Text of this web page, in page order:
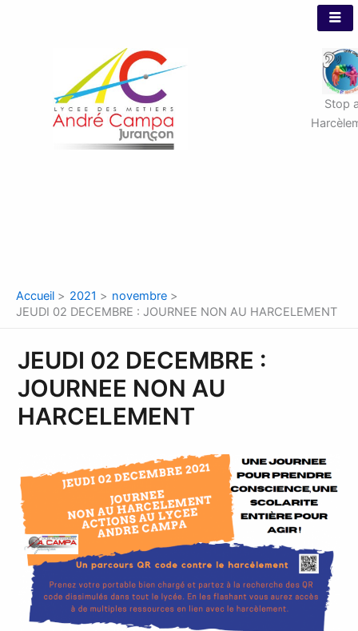
Stop
Accueil 2021
novembre
JEUDI 02 DECEMBRE : JOURNEE NON AU HARCELEMENT
JEUDI 02 DECEMBRE :
JOURNEE NON AU
HARCELEMENT